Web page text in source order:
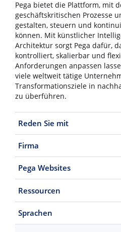
Pega bietet die Plattform, mit
geschäftskritischen Prozesse
gestalten, steuern und
können. Mit künstlicher
Architektur sorgt Pega dafür,
kontrolliert, skalierbar und
Anforderungen anpassen
viele weltweit tätige
Transformationsziele in
zu überführen.
Reden Sie mit
Firma
Pega Websites
Ressourcen
Sprachen